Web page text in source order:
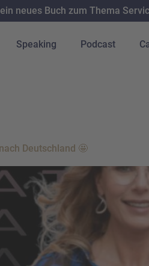
neues Buch zum Thema
Speaking Podcast
Deutschland 🤩